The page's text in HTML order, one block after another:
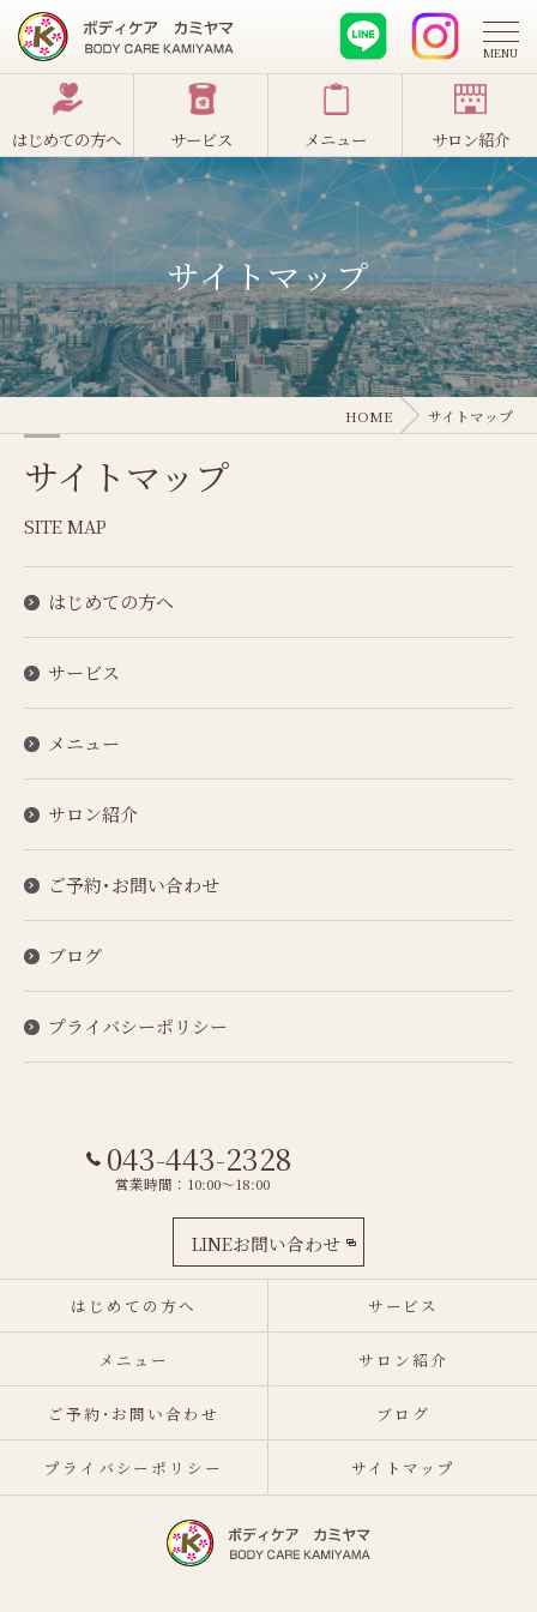
はじめての方へ サービス メニュー サロン紹介
サイトマップ
HOME サイトマップ
SITE MAP
サイトマップ
はじめての方へ
サービス
メニュー
サロン紹介
ご予約･お問い合わせ
ブログ
プライバシーポリシー
043-443-2328
営業時間：10:00～18:00
LINEお問い合わせ
はじめての方へ サービス
メニュー サロン紹介
ご予約･お問い合わせ ブログ
プライバシーポリシー サイトマップ